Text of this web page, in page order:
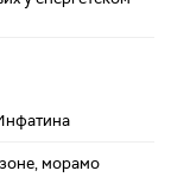
морамо